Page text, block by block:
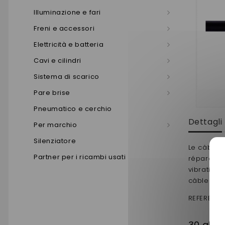
Illuminazione e fari
Freni e accessori
Elettricità e batteria
Cavi e cilindri
Sistema di scarico
Pare brise
Pneumatico e cerchio
Per marchio
Silenziatore
Partner per i ricambi usati
Dettagli
Le câble
câble de